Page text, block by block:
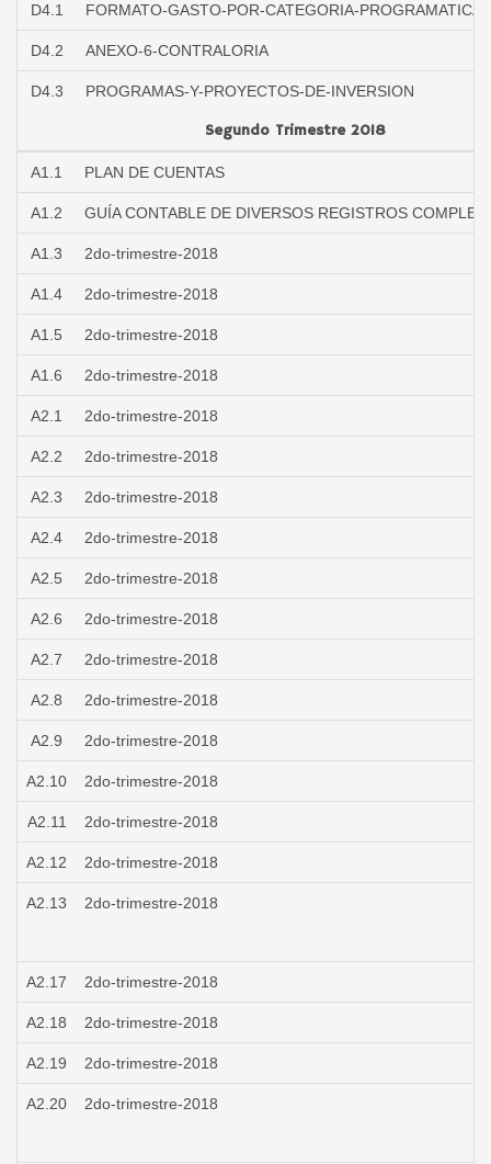
D4.1 FORMATO-GASTO-POR-CATEGORIA-PROGRAMATICA
D4.2 ANEXO-6-CONTRALORIA
D4.3 PROGRAMAS-Y-PROYECTOS-DE-INVERSION
Segundo Trimestre 2018
A1.1 PLAN DE CUENTAS
A1.2 GUÍA CONTABLE DE DIVERSOS REGISTROS
A1.3 2do-trimestre-2018
A1.4 2do-trimestre-2018
A1.5 2do-trimestre-2018
A1.6 2do-trimestre-2018
A2.1 2do-trimestre-2018
A2.2 2do-trimestre-2018
A2.3 2do-trimestre-2018
A2.4 2do-trimestre-2018
A2.5 2do-trimestre-2018
A2.6 2do-trimestre-2018
A2.7 2do-trimestre-2018
A2.8 2do-trimestre-2018
A2.9 2do-trimestre-2018
A2.10 2do-trimestre-2018
A2.11 2do-trimestre-2018
A2.12 2do-trimestre-2018
A2.13 2do-trimestre-2018
A2.17 2do-trimestre-2018
A2.18 2do-trimestre-2018
A2.19 2do-trimestre-2018
A2.20 2do-trimestre-2018